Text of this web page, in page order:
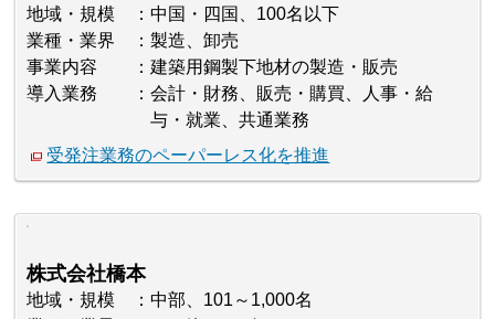
地域・規模
中国・四国、100名以下
業種・業界
製造、卸売
事業内容
建築用鋼製下地材の製造・販売
導入業務
会計・財務、販売・購買、人事・給
与・就業、共通業務
受発注業務のペーパーレス化を推進
株式会社橋本
地域・規模
中部、101～1,000名